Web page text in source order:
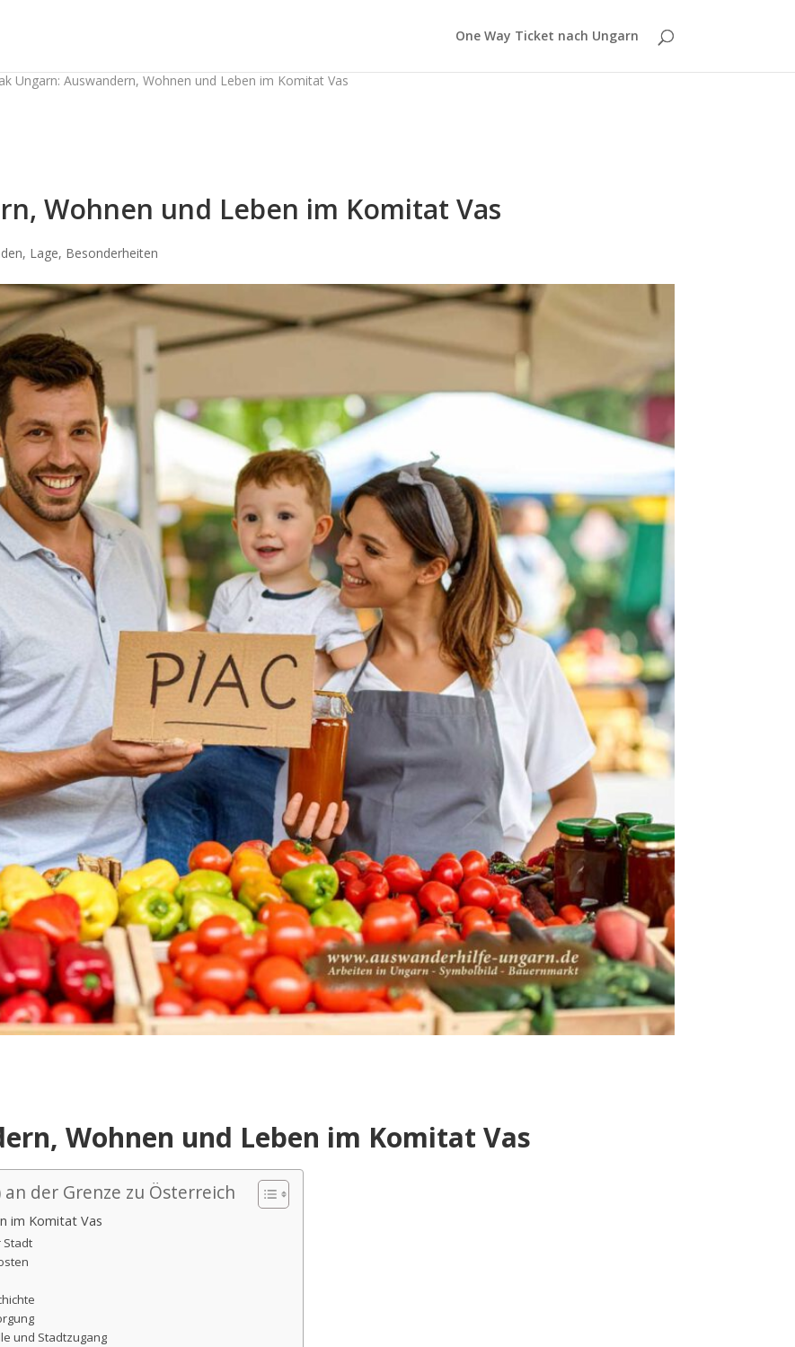
One Way Ticket nach Ungarn
Ungarn: Auswandern, Wohnen und Leben im Komitat Vas
Wohnen und Leben im Komitat Vas
Lage, Besonderheiten
Wohnen und Leben im Komitat Vas
an der Grenze zu Österreich
im Komitat Vas
Stadt
und Stadtzugang